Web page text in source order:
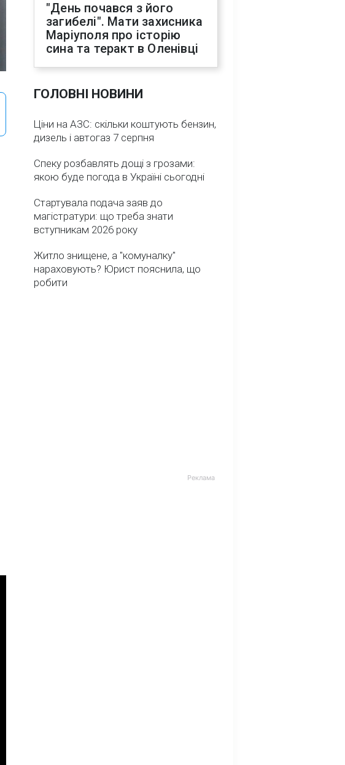
"День почався з його
загибелі". Мати захисника
Маріуполя про історію
сина та теракт в Оленівці
ГОЛОВНІ НОВИНИ
Ціни на АЗС: скільки коштують бензин,
дизель і автогаз 7 серпня
Спеку розбавлять дощі з грозами:
якою буде погода в Україні сьогодні
Стартувала подача заяв до
магістратури: що треба знати
вступникам 2026 року
Житло знищене, а "комуналку"
нараховують? Юрист пояснила, що
робити